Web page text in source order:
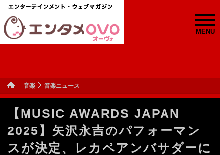
MENU
音楽 音楽ニュース
【MUSIC AWARDS JAPAN
2025】矢沢永吉のパフォーマン
スが決定、レカペアンバサダーに